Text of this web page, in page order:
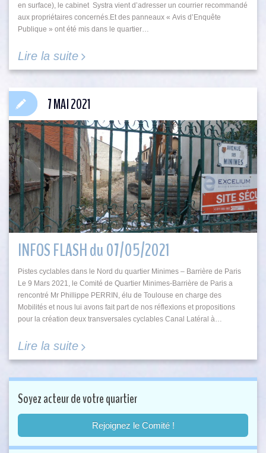
en surface), le cabinet Systra vient d’adresser un courrier recommandé
aux propriétaires concernés.Et des panneaux « Avis d’Enquête
Publique » ont été mis dans le quartier…
Lire la suite
INFOS FLASH du 07/05/2021
Pistes cyclables dans le Nord du quartier Minimes – Barrière de Paris
Le 9 Mars 2021, le Comité de Quartier Minimes-Barrière de Paris a
rencontré Mr Phillippe PERRIN, élu de Toulouse en charge des
Mobilités et nous lui avons fait part de nos réflexions et propositions
pour la création deux transversales cyclables Canal Latéral à…
Lire la suite
7 MAI 2021
Soyez acteur de votre quartier
Rejoignez le Comité !